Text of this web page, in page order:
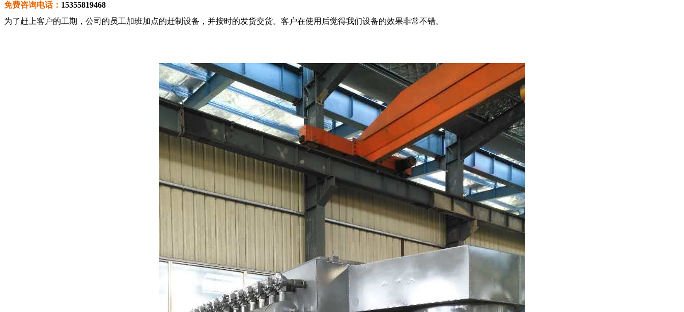
免费咨询电话： 15355819468
为了赶上客户的工期，公司的员工加班加点的赶制设备，并按时的发货交货。客户在使用后觉得我们设备的效果非常不错。